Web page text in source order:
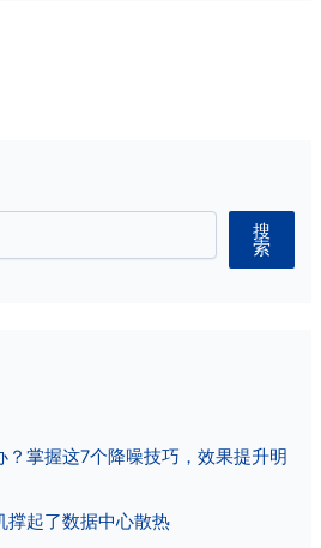
搜
索
？掌握这7个降噪技巧，效果提升明
撑起了数据中心散热